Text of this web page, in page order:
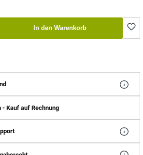
In den Warenkorb
Kauf auf Rechnung